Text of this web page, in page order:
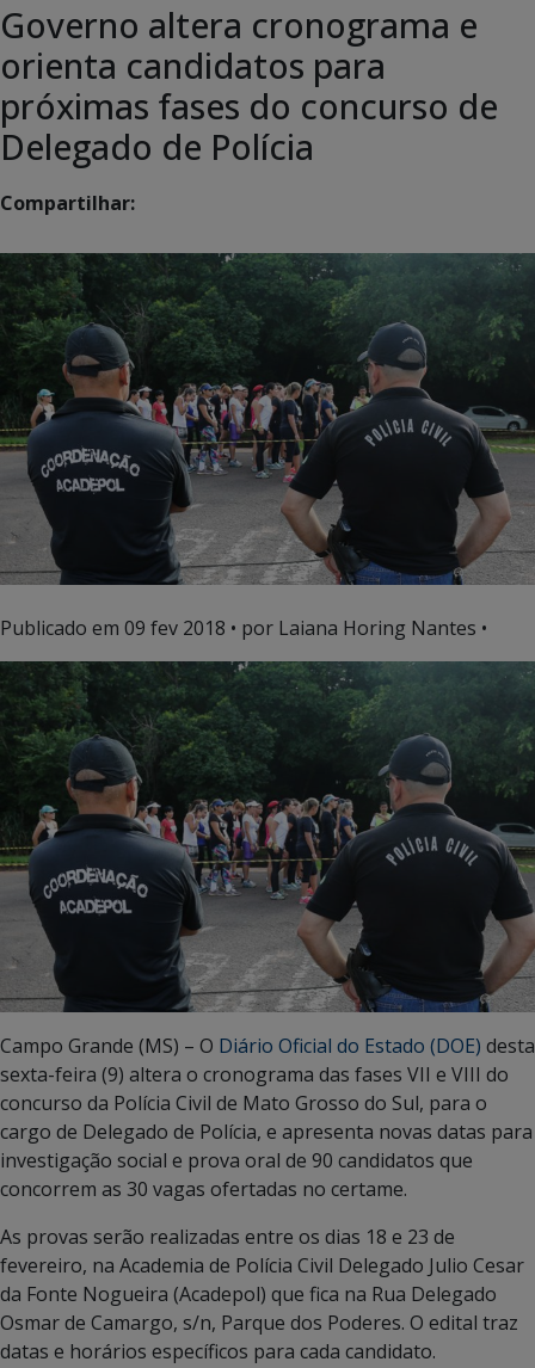
Governo altera cronograma e
orienta candidatos para
próximas fases do concurso de
Delegado de Polícia
Compartilhar:
Publicado em 09 fev 2018 • por Laiana Horing Nantes •
Campo Grande (MS) – O Diário Oficial do Estado (DOE) desta
sexta-feira (9) altera o cronograma das fases VII e VIII do
concurso da Polícia Civil de Mato Grosso do Sul, para o
cargo de Delegado de Polícia, e apresenta novas datas para
investigação social e prova oral de 90 candidatos que
concorrem as 30 vagas ofertadas no certame.
As provas serão realizadas entre os dias 18 e 23 de
fevereiro, na Academia de Polícia Civil Delegado Julio Cesar
da Fonte Nogueira (Acadepol) que fica na Rua Delegado
Osmar de Camargo, s/n, Parque dos Poderes. O edital traz
datas e horários específicos para cada candidato.